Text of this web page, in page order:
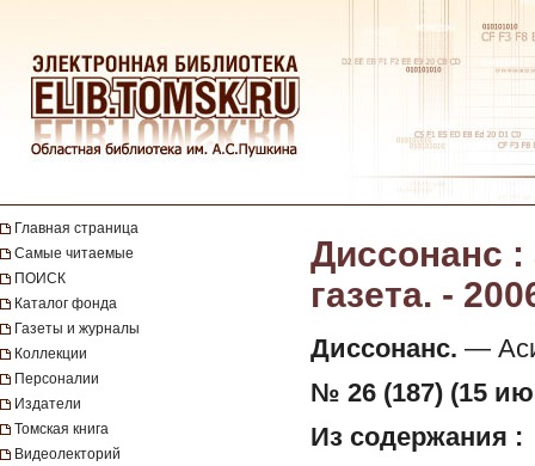
Главная страница
Самые читаемые
ПОИСК
Каталог фонда
Газеты и журналы
Коллекции
Персоналии
Издатели
Томская книга
Видеолекторий
Диссонанс :
газета. -
Диссонанс. —
№ 26 (187) (15
Из содержания :